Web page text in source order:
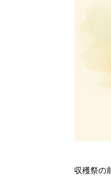
収穫祭の